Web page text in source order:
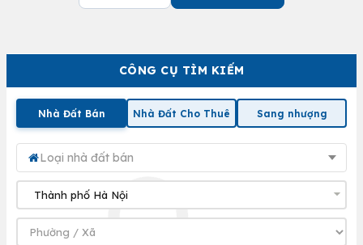
CÔNG CỤ TÌM KIẾM
Nhà Đất Bán Nhà Đất Cho Thuê Sang nhượng
Loại nhà đất bán